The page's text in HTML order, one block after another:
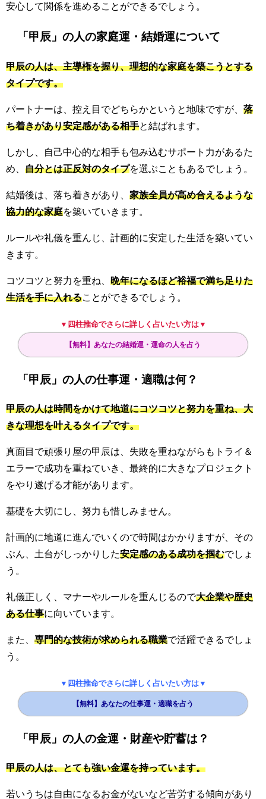
安心して関係を進めることができるでしょう。
「甲辰」の人の家庭運・結婚運について
甲辰の人は、主導権を握り、理想的な家庭を築こうとする
タイプです。
パートナーは、控え目でどちらかというと地味ですが、 落
ち着きがあり安定感がある相手と結ばれます。
しかし、自己中心的な相手も包み込むサポート力があるた
め、 自分とは正反対のタイプを選ぶこともあるでしょう。
結婚後は、落ち着きがあり、 家族全員が高め合えるような
協力的な家庭を築いていきます。
ルールや礼儀を重んじ、計画的に安定した生活を築いてい
きます。
コツコツと努力を重ね、 晩年になるほど裕福で満ち足りた
生活を手に入れる ことができるでしょう。
▼四柱推命でさらに詳しく占いたい方は▼
【無料】あなたの結婚運・運命の人を占う
「甲辰」の人の仕事運・適職は何？
甲辰の人は時間をかけて地道にコツコツと努力を重ね、大
きな理想を叶えるタイプです。
真面目で頑張り屋の甲辰は、失敗を重ねながらもトライ＆
エラーで成功を重ねていき、最終的に大きなプロジェクト
をやり遂げる才能があります。
基礎を大切にし、努力も惜しみません。
計画的に地道に進んでいくので時間はかかりますが、その
ぶん、土台がしっかりした安定感のある成功を掴むでしょ
う。
礼儀正しく、マナーやルールを重んじるので大企業や歴史
ある仕事に向いています。
また、 専門的な技術が求められる職業で活躍できるでしょ
う。
▼四柱推命でさらに詳しく占いたい方は▼
【無料】あなたの仕事運・適職を占う
「甲辰」の人の金運・財産や貯蓄は？
甲辰の人は、とても強い金運を持っています。
若いうちは自由になるお金がないなど苦労する傾向があり